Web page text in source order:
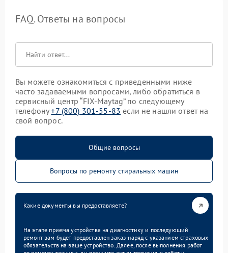
FAQ. Ответы на вопросы
Вы можете ознакомиться с приведенными ниже
часто задаваемыми вопросами, либо обратиться в
сервисный центр “FIX-Maytag” по следующему
телефону+7 (800) 301-55-83 если не нашли ответ на
свой вопрос.
Общие вопросы
Вопросы по ремонту стиральных машин
Какие документы вы предоставляете?
На этапе приема устройства на диагностику и последующий
ремонт вам будет предоставлен заказ-наряд с указанием страховых
обязательств на ваше устройство. Далее, после выполнения работ